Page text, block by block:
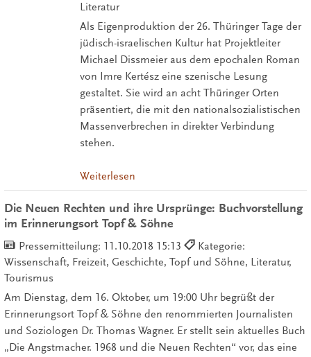
Literatur
Als Eigenproduktion der 26. Thüringer Tage der
jüdisch-israelischen Kultur hat Projektleiter
Michael Dissmeier aus dem epochalen Roman
von Imre Kertész eine szenische Lesung
gestaltet. Sie wird an acht Thüringer Orten
präsentiert, die mit den nationalsozialistischen
Massenverbrechen in direkter Verbindung
stehen.
Weiterlesen
Die Neuen Rechten und ihre Ursprünge: Buchvorstellung
im Erinnerungsort Topf & Söhne
Pressemitteilung: 11.10.2018 15:13
Kategorie:
Wissenschaft, Freizeit, Geschichte, Topf und Söhne, Literatur,
Tourismus
Am Dienstag, dem 16. Oktober, um 19:00 Uhr begrüßt der
Erinnerungsort Topf & Söhne den renommierten Journalisten
und Soziologen Dr. Thomas Wagner. Er stellt sein aktuelles Buch
„Die Angstmacher. 1968 und die Neuen Rechten“ vor, das eine